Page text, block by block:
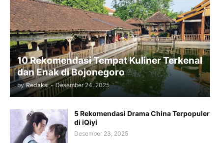
10 Rekomendasi Tempat Kuliner Terkenal
dan Enak di Bojonegoro
by Redaksi - Desember 24, 2025
5 Rekomendasi Drama China Terpopuler
di iQiyi
Desember 23, 2025